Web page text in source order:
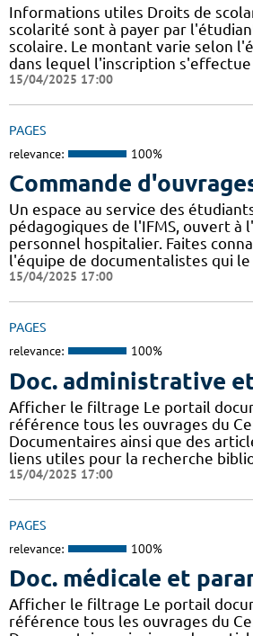
Informations utiles Droits de
scolarité sont à payer par
scolaire. Le montant varie selon
dans lequel l'inscription s'effectue
15/04/2025 17:00
PAGES
relevance: 100%
Commande
Un espace au service des
pédagogiques de l'IFMS, ouvert à
personnel hospitalier. Faites
l'équipe de documentalistes qui
15/04/2025 17:00
PAGES
relevance: 100%
Doc. administrative
Afficher le filtrage Le portail
référence tous les ouvrages du
Documentaires ainsi que des
liens utiles pour la recherche
15/04/2025 17:00
PAGES
relevance: 100%
Doc. médicale et
Afficher le filtrage Le portail
référence tous les ouvrages du